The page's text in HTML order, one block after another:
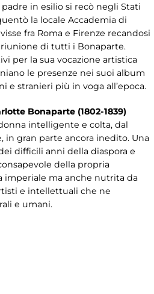
in esilio si recò negli Stati
la locale Accademia di
fra Roma e Firenze recandosi
riunione di tutti i Bonaparte.
per la sua vocazione artistica
le presenze nei suoi album
e stranieri più in voga all’epoca.
Bonaparte (1802-1839)
intelligente e colta, dal
in gran parte ancora inedito. Una
difficili anni della diaspora e
della propria
imperiale ma anche nutrita da
e intellettuali che ne
e umani.